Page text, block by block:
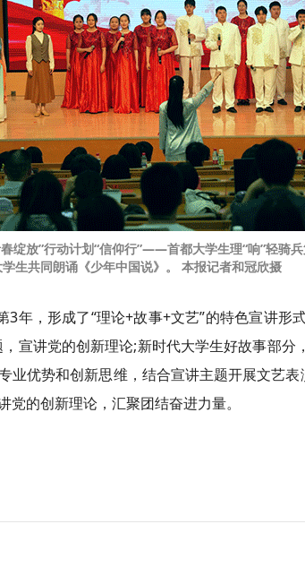
绽放”行动计划“信仰行”——首都大学生理“响”轻骑
生共同朗诵《少年中国说》。 本报记者和冠欣摄
3年，形成了“理论+故事+文艺”的特色宣讲形
宣讲党的创新理论;新时代大学生好故事部分
业优势和创新思维，结合宣讲主题开展文艺
党的创新理论，汇聚团结奋进力量。